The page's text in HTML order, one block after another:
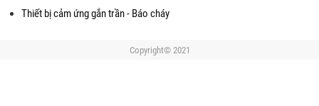
Thiết bị cảm ứng gắn trần - Báo cháy
Copyright© 2021